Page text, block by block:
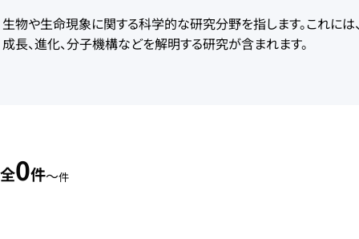
生物や生命現象に関する科学的な研究分野を指します。これには
成長、進化、分子機構などを解明する研究が含まれます。
全0件〜件